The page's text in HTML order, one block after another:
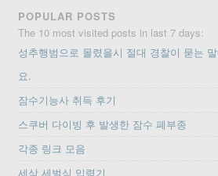
POPULAR POSTS
The 10 most visited posts in last 7 days:
성추행범으로 몰렸을시 절대 경찰이 묻는
요.
잠수기능사 취득 후기
스쿠버 다이빙 후 발생한 잠수 폐부종
각종 링크 모음
세삭 세벌식 입력기